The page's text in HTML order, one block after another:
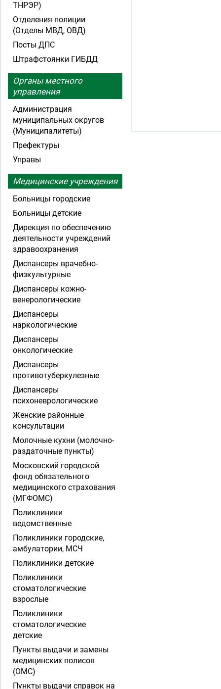
ТНРЭР)
Отделения полиции
(Отделы МВД, ОВД)
Посты ДПС
Штрафстоянки ГИБДД
Органы местного
управления
Администрация
муниципальных округов
(Муниципалитеты)
Префектуры
Управы
Медицинские учреждения
Больницы городские
Больницы детские
Дирекция по обеспечению
деятельности учреждений
здравоохранения
Диспансеры врачебно-
физкультурные
Диспансеры кожно-
венерологические
Диспансеры
наркологические
Диспансеры
онкологические
Диспансеры
противотуберкулезные
Диспансеры
психоневрологические
Женские районные
консультации
Молочные кухни (молочно-
раздаточные пункты)
Московский городской
фонд обязательного
медицинского страхования
(МГФОМС)
Поликлиники
ведомственные
Поликлиники городские,
амбулатории, МСЧ
Поликлиники детские
Поликлиники
стоматологические
взрослые
Поликлиники
стоматологические
детские
Пункты выдачи и замены
медицинских полисов
(ОМС)
Пункты выдачи справок на